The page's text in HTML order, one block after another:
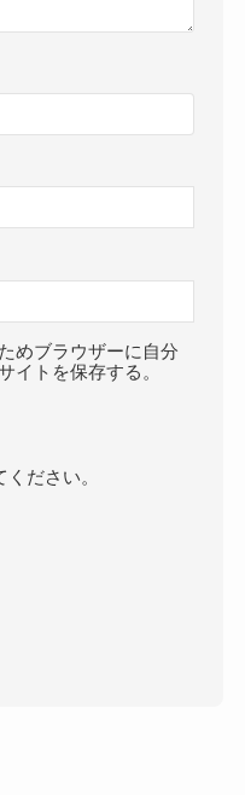
めブラウザーに自分
イトを保存する。
ださい。